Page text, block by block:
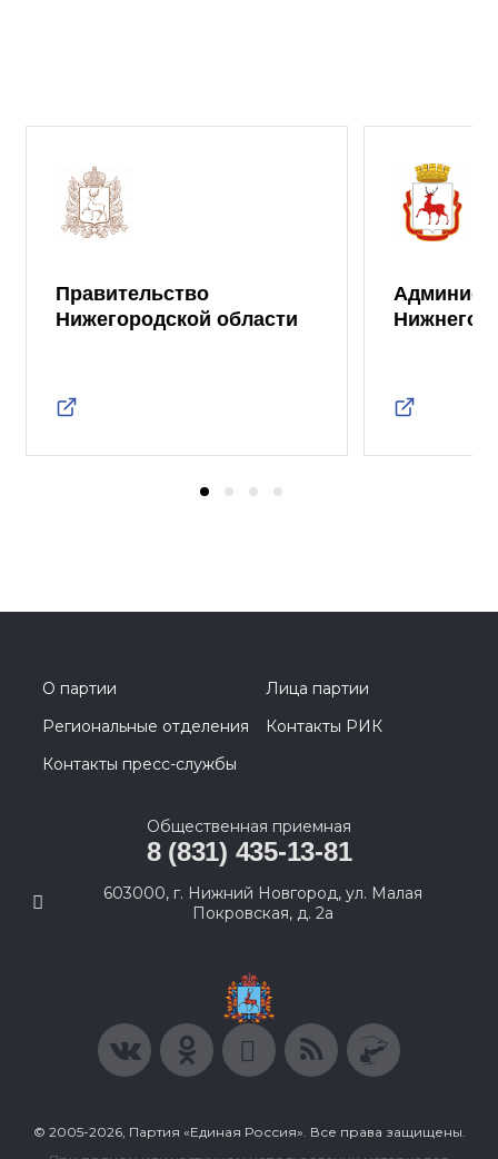
Правительство
Нижегородской области
Нижнего
О партии
Лица партии
Региональные отделения
Контакты РИК
Контакты пресс-службы
Общественная приемная
8 (831) 435-13-81
603000, г. Нижний Новгород, ул. Малая
Покровская, д. 2а
© 2005-2026, Партия «Единая Россия». Все права защищены.